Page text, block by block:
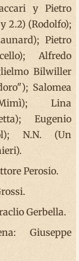
y Pietro
2.2) (Rodolfo);
Pietro
Alfredo
Bilwiller
Salomea
Lina
Eugenio
N.N. (Un
Perosio.
Gerbella.
Giuseppe